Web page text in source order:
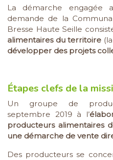
La démarche engagée
demande de la
Bresse Haute Seille
alimentaires du territoire
développer des projets
Étapes clefs de la
Un groupe de
septembre 2019 à l’
producteurs alimentaires
une démarche de vente
Des producteurs se